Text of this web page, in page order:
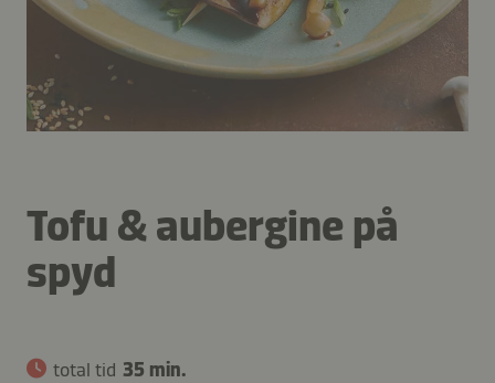
Tofu & aubergine på
spyd
total tid 35 min.